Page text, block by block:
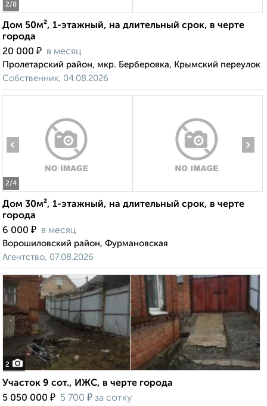
2/8
Дом 50м², 1-этажный, на длительный срок, в черте
города
20 000 ₽ в месяц
Пролетарский район, мкр. Берберовка, Крымский переулок
Собственник, 04.08.2026
2/4
‹ ›
Дом 30м², 1-этажный, на длительный срок, в черте
города
6 000 ₽ в месяц
Ворошиловский район, Фурмановская
Агентство, 07.08.2026
2
Участок 9 сот., ИЖС, в черте города
5 050 000 ₽ 5 700 ₽ за сотку